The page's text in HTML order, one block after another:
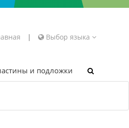
| Выбор языка
и подложки